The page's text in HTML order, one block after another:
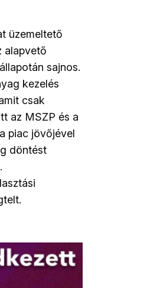
üzemeltető
alapvető
sajnos.
kezelés
csak
az MSZP és a
piac jövőjével
döntést